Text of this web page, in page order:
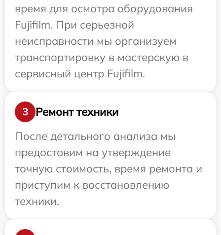
время для осмотра оборудования
Fujifilm. При серьезной
неисправности мы организуем
транспортировку в мастерскую в
сервисный центр Fujifilm.
3
Ремонт техники
После детального анализа мы
предоставим на утверждение
точную стоимость, время ремонта и
приступим к восстановлению
техники.